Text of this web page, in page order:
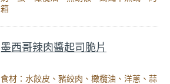
箱
墨西哥辣肉醬起司脆片
食材：水餃皮、豬絞肉、橄欖油、洋蔥、蒜